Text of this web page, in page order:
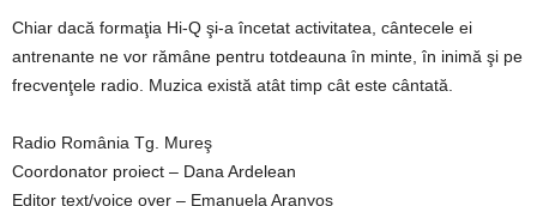
Chiar dacă formaţia Hi-Q şi-a încetat activitatea, cântecele ei
antrenante ne vor rămâne pentru totdeauna în minte, în inimă şi pe
frecvenţele radio. Muzica există atât timp cât este cântată.
Radio România Tg. Mureş
Coordonator proiect – Dana Ardelean
Editor text/voice over – Emanuela Aranyos